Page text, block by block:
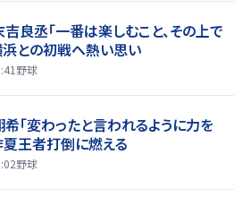
良丞「一番は楽しむこと、その上で
との初戦へ熱い思い
野球
「変わったと言われるように力を
夏王者打倒に燃える
野球